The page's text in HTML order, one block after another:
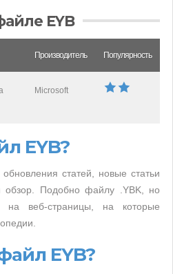
EYB
Производитель Популярность
Microsoft
EYB?
статей, новые статьи
обзор. Подобно файлу .YBK, но
на веб-страницы, на которые
EYB?